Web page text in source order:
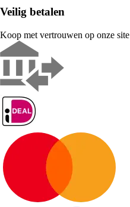
Veilig betalen
Koop met vertrouwen op onze site